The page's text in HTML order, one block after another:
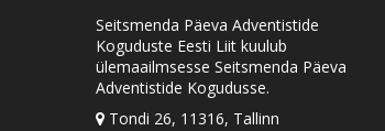
Seitsmenda Päeva Adventistide
Koguduste Eesti Liit kuulub
ülemaailmsesse Seitsmenda Päeva
Adventistide Kogudusse.
Tondi 26, 11316, Tallinn